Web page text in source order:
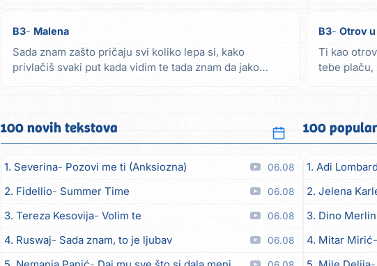
B3 Malena
Sada znam zašto pričaju svi koliko lepa si, kako
privlačiš svaki put kada vidim te tada znam da jako
B3 Otrov
Ti kao
tebe plaču,
100 novih tekstova
1. Severina Pozovi me ti (Anksiozna) 06.08
2. Fidellio Summer Time 06.08
3. Tereza Kesovija Volim te 06.08
4. Ruswaj Sada znam, to je ljubav 06.08
100
1. Adi
2. Jelena
3. Dino Merlin
4. Mitar Mirić